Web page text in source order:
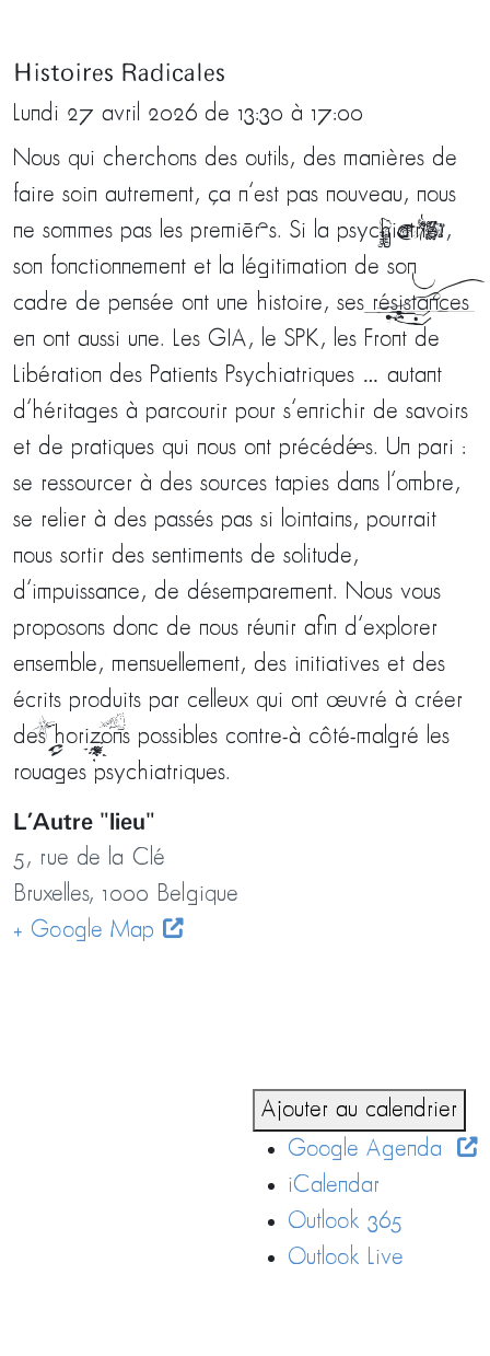
Histoires Radicales
Lundi 27 avril 2026 de 13:30 à 17:00
Nous qui cherchons des outils, des manières de
faire soin autrement, ça n’est pas nouveau, nous
ne sommes pas les premièr·es. Si la psychiatrie__,
son fonctionnement et la légitimation de son
cadre de pensée ont une histoire, ses résistances**
en ont aussi une. Les GIA, le SPK, les Front de
Libération des Patients Psychiatriques … autant
d’héritages à parcourir pour s’enrichir de savoirs
et de pratiques qui nous ont précédé·es. Un pari :
se ressourcer à des sources tapies dans l’ombre,
se relier à des passés pas si lointains, pourrait
nous sortir des sentiments de solitude,
d’impuissance, de désemparement. Nous vous
proposons donc de nous réunir afin d’explorer
ensemble, mensuellement, des initiatives et des
écrits produits par celleux qui ont œuvré à créer
des horizons** possibles contre-à côté-malgré les
rouages psychiatriques.
L’Autre "lieu"
5, rue de la Clé
Bruxelles, 1000 Belgique
+ Google Map
Ajouter au calendrier
Google Agenda
iCalendar
Outlook 365
Outlook Live